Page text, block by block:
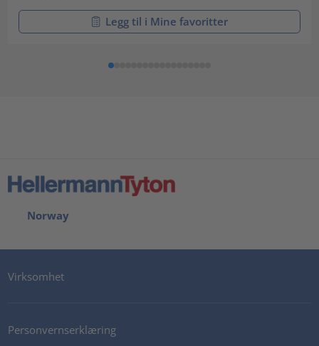
Legg til i Mine favoritter
Norway
Virksomhet
Personvernserklæring